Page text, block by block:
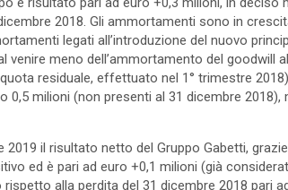
2018. Gli ammortamenti sono in
legati all’introduzione del nuovo
venire meno dell’ammortamento del goodwill
residuale, effettuato nel 1° trimestre
0,5 milioni (non presenti al 31 dicembre
2019 il risultato netto del Gruppo Gabetti,
ed è pari ad euro +0,1 milioni (già
alla perdita del 31 dicembre 2018 pari